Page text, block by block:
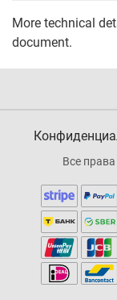
More technical
document.
Все